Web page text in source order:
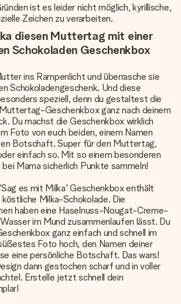
ist es leider nicht möglich, kyrillische,
Zeichen zu verarbeiten.
diesen Muttertag mit einer
Schokoladen Geschenkbox
ins Rampenlicht und überrasche sie
Schokoladengeschenk. Und diese
speziell, denn du gestaltest die
Geschenkbox ganz nach deinem
Du machst die Geschenkbox wirklich
Foto von euch beiden, einem Namen
Botschaft. Super für den Muttertag,
einfach so. Mit so einem besonderen
Mama sicherlich Punkte sammeln!
es mit Milka' Geschenkbox enthält
Milka-Schokolade. Die
haben eine Haselnuss-Nougat-Creme-
im Mund zusammenlaufen lässt. Du
ganz einfach und schnell im
Foto hoch, den Namen deiner
eine persönliche Botschaft. Das wars!
dann gestochen scharf und in voller
Erstelle jetzt schnell dein